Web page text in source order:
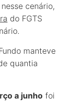
cenário,
do FGTS
manteve
quantia
a junho foi